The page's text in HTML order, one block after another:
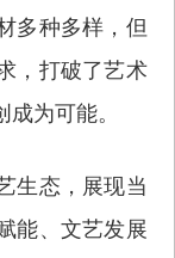
多种多样，但
，打破了艺术
为可能。
生态，展现当
能、文艺发展